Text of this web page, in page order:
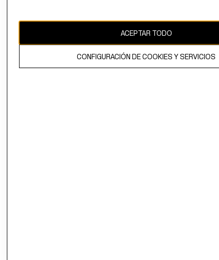
El contenido de esta página web está protegido por copyright y es
propiedad de H&M Hennes & Mauritz AB.
ACEPTAR TODO
CONFIGURACIÓN DE COOKIES Y SERVICIOS